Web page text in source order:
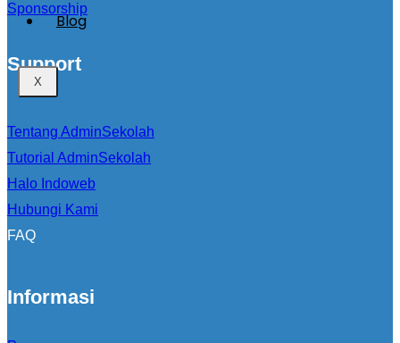
Blog
X
Sponsorship
Support
Tentang AdminSekolah
Tutorial AdminSekolah
Halo Indoweb
Hubungi Kami
FAQ
Informasi